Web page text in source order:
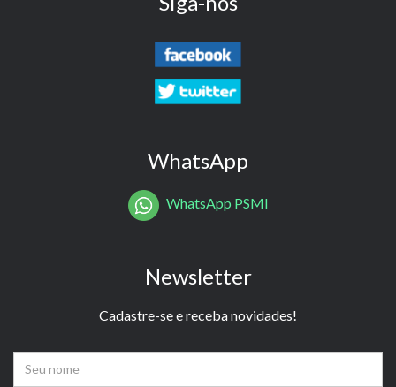
WhatsApp
WhatsApp PSMI
Newsletter
Cadastre-se e receba novidades!